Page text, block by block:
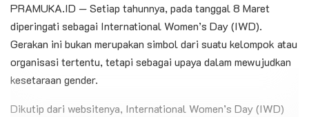
PRAMUKA.ID — Setiap tahunnya, pada tanggal 8 Maret
diperingati sebagai International Women’s Day (IWD).
Gerakan ini bukan merupakan simbol dari suatu kelompok atau
organisasi tertentu, tetapi sebagai upaya dalam mewujudkan
kesetaraan gender.
Dikutip dari websitenya, International Women’s Day (IWD)